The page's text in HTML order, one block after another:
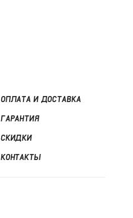
ОПЛАТА И ДОСТАВКА
ГАРАНТИЯ
СКИДКИ
КОНТАКТЫ